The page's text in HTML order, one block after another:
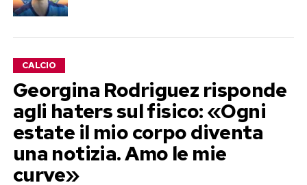
CALCIO
Georgina Rodriguez risponde
agli haters sul fisico: «Ogni
estate il mio corpo diventa
una notizia. Amo le mie
curve»